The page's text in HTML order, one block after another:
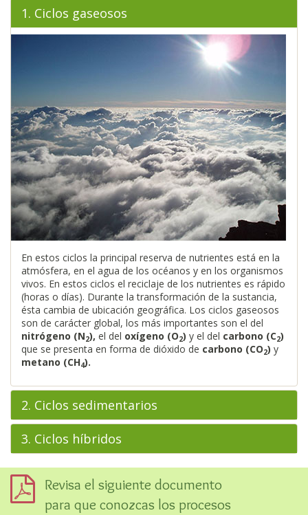
1. Ciclos gaseosos
En estos ciclos la principal reserva de nutrientes está en la
atmósfera, en el agua de los océanos y en los organismos
vivos. En estos ciclos el reciclaje de los nutrientes es rápido
(horas o días). Durante la transformación de la sustancia,
ésta cambia de ubicación geográfica. Los ciclos gaseosos
son de carácter global, los más importantes son el del
nitrógeno (N2), el del oxígeno (O2) y el del carbono (C2)
que se presenta en forma de dióxido de carbono (CO2) y
metano (CH4).
2. Ciclos sedimentarios
3. Ciclos híbridos
Revisa el siguiente documento
para que conozcas los procesos